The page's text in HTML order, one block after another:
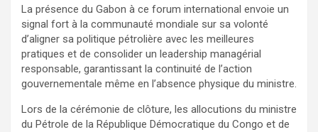
La présence du Gabon à ce forum international envoie un
signal fort à la communauté mondiale sur sa volonté
d’aligner sa politique pétrolière avec les meilleures
pratiques et de consolider un leadership managérial
responsable, garantissant la continuité de l’action
gouvernementale même en l’absence physique du ministre.
Lors de la cérémonie de clôture, les allocutions du ministre
du Pétrole de la République Démocratique du Congo et de